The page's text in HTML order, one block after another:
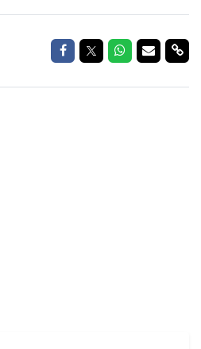
Delen op Facebook
Delen op Twitter
Delen op
Delen